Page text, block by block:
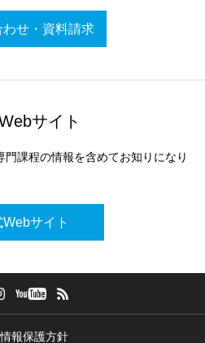
わせ・資料請求
サイト
課程の情報を含めてお知りになり
サイト
報保護方針